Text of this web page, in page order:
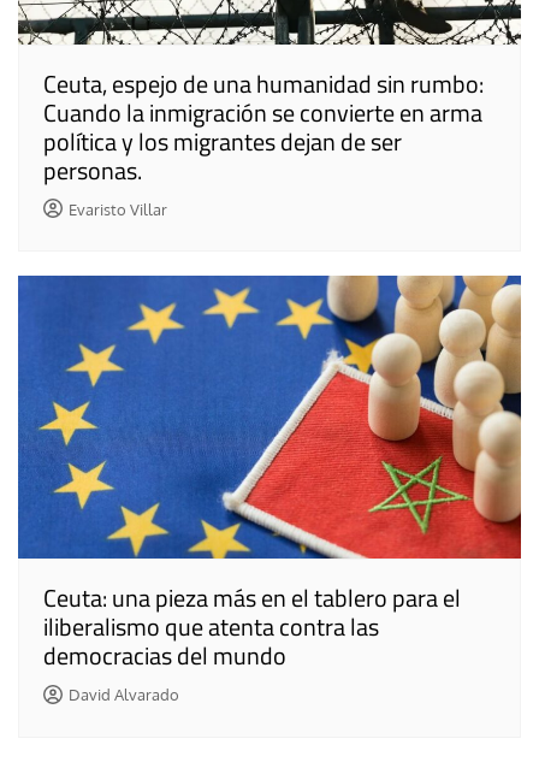
Ceuta, espejo de una humanidad sin rumbo:
Cuando la inmigración se convierte en arma
política y los migrantes dejan de ser
personas.
Evaristo Villar
Ceuta: una pieza más en el tablero para el
iliberalismo que atenta contra las
democracias del mundo
David Alvarado